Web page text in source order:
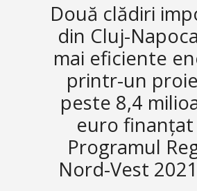
Două clădiri
din Cluj-
mai eficiente
printr-un
peste 8,4
euro
Programul
Nord-Vest